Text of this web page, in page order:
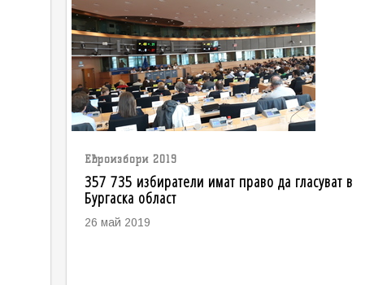
Евроизбори 2019
357 735 избиратели имат право да гласуват в
Бургаска област
26 май 2019